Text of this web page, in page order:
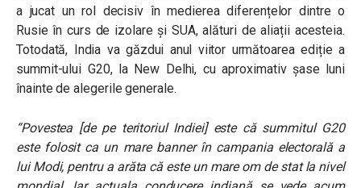
a jucat un rol decisiv în medierea diferențelor dintre o
Rusie în curs de izolare și SUA, alături de aliații acesteia.
Totodată, India va găzdui anul viitor următoarea ediție a
summit-ului G20, la New Delhi, cu aproximativ șase luni
înainte de alegerile generale.
“Povestea [de pe teritoriul Indiei] este că summitul G20
este folosit ca un mare banner în campania electorală a
lui Modi, pentru a arăta că este un mare om de stat la nivel